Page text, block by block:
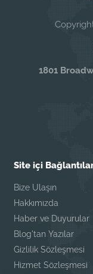
1801
Site içi
Bize Ulaşın
Hakkımızda
Haber ve Duyurular
Blog'tan Yazılar
Gizlilik Sözleşmesi
Hizmet Sözleşmesi